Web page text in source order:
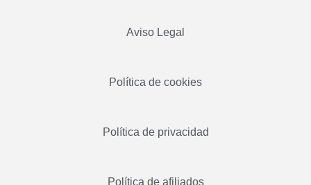
Aviso Legal
Política de cookies
Política de privacidad
Política de afiliados